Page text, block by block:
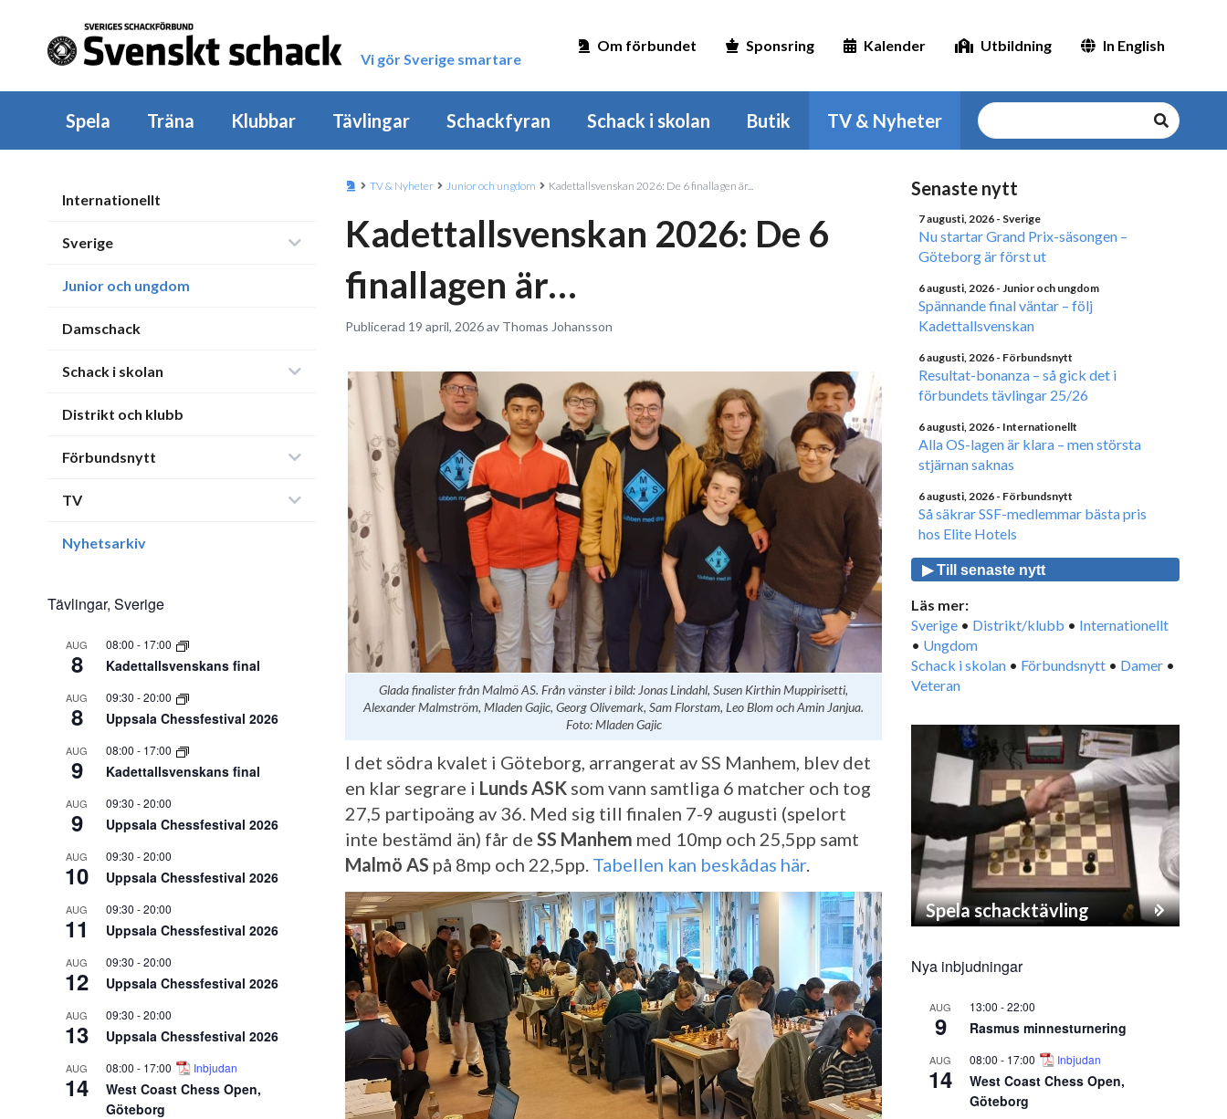
Vi gör Sverige smartare
Om förbundet Sponsring Kalender Utbildning In English
Spela Träna Klubbar Tävlingar Schackfyran Schack i skolan Butik TV & Nyheter
Internationellt
Sverige
Junior och ungdom
Damschack
Schack i skolan
Distrikt och klubb
Förbundsnytt
TV
Nyhetsarkiv
Tävlingar, Sverige
AUG
8
08:00 - 17:00
Kadettallsvenskans final
AUG
8
09:30 -20:00
Uppsala Chessfestival 2026
AUG
9
08:00 - 17:00
Kadettallsvenskans final
AUG
9
09:30 -20:00
Uppsala Chessfestival 2026
AUG
10
09:30 -20:00
Uppsala Chessfestival 2026
AUG
11
09:30 -20:00
Uppsala Chessfestival 2026
AUG
12
09:30 -20:00
Uppsala Chessfestival 2026
AUG
13
09:30 -20:00
Uppsala Chessfestival 2026
AUG
14
08:00 - 17:00 Inbjudan
West Coast Chess Open,
Göteborg
TV & Nyheter Junior och ungdom Kadettallsvenskan 2026: De 6 finallagen är...
Kadettallsvenskan 2026: De 6
finallagen är…
Publicerad 19 april, 2026 av Thomas Johansson
Glada finalister från Malmö AS. Från vänster i bild: Jonas Lindahl, Susen Kirthin Muppirisetti,
Alexander Malmström, Mladen Gajic, Georg Olivemark, Sam Florstam, Leo Blom och Amin Janjua.
Foto: Mladen Gajic
I det södra kvalet i Göteborg, arrangerat av SS Manhem, blev det
en klar segrare i Lunds ASK som vann samtliga 6 matcher och tog
27,5 partipoäng av 36. Med sig till finalen 7-9 augusti (spelort
inte bestämd än) får de SS Manhem med 10mp och 25,5pp samt
Malmö AS på 8mp och 22,5pp. Tabellen kan beskådas här.
Senaste nytt
7 augusti, 2026 - Sverige
Nu startar Grand Prix-säsongen –
Göteborg är först ut
6 augusti, 2026 - Junior och ungdom
Spännande final väntar – följ
Kadettallsvenskan
6 augusti, 2026 - Förbundsnytt
Resultat-bonanza – så gick det i
förbundets tävlingar 25/26
6 augusti, 2026 - Internationellt
Alla OS-lagen är klara – men största
stjärnan saknas
6 augusti, 2026 - Förbundsnytt
Så säkrar SSF-medlemmar bästa pris
hos Elite Hotels
▶ Till senaste nytt
Läs mer:
Sverige • Distrikt/klubb • Internationellt
• Ungdom
Schack i skolan • Förbundsnytt • Damer •
Veteran
Spela schacktävling
Nya inbjudningar
AUG
9
13:00 -22:00
Rasmus minnesturnering
AUG
14
08:00 - 17:00 Inbjudan
West Coast Chess Open,
Göteborg